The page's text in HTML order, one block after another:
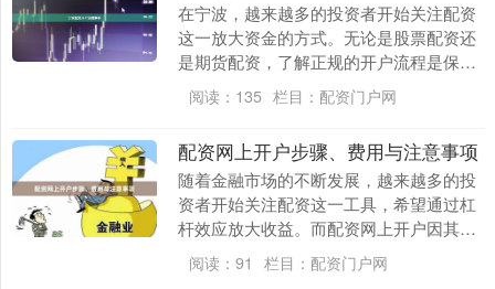
在宁波，越来越多的投资者开始关注配资
这一放大资金的方式。无论是股票配资还
是期货配资，了解正规的开户流程是保障
资金安全的第一步。本文将为您详细解析
宁波配资开户的完....
阅读： 135 栏目： 配资门户网
配资网上开户步骤、费用与注意事项
随着金融市场的不断发展，越来越多的投
资者开始关注配资这一工具，希望通过杠
杆效应放大收益。而配资网上开户因其便
捷性配资门户网，成为许多人的首选。本
文将详细介绍配资....
阅读： 91 栏目： 配资门户网